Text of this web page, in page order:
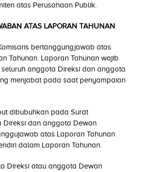
atas Perusahaan Publik.
ATAS LAPORAN TAHUNAN
bertanggungjawab atas
Tahunan. Laporan Tahunan wajib
anggota Direksi dan anggota
menjabat pada saat penyampaian
dibubuhkan pada Surat
Direksi dan anggota Dewan
atas Laporan Tahunan
dalam Laporan Tahunan.
Direksi atau anggota Dewan